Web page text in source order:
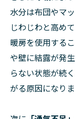
水分は布団やマ
じわじわと高め
暖房を使用する
や壁に結露が発
らない状態が続
がる原因になりま